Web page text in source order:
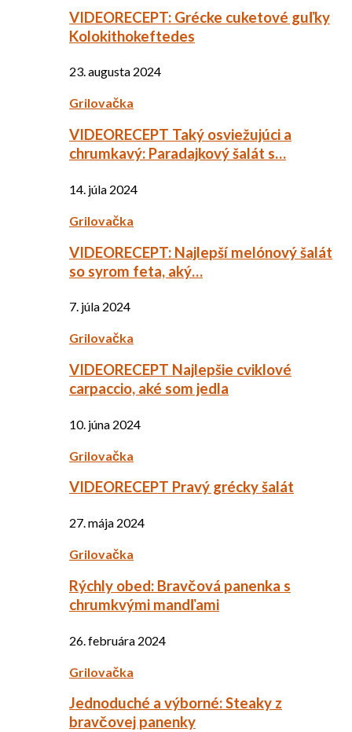
VIDEORECEPT: Grécke cuketové guľky
Kolokithokeftedes
23. augusta 2024
Grilovačka
VIDEORECEPT Taký osviežujúci a
chrumkavý: Paradajkový šalát s…
14. júla 2024
Grilovačka
VIDEORECEPT: Najlepší melónový šalát
so syrom feta, aký…
7. júla 2024
Grilovačka
VIDEORECEPT Najlepšie cviklové
carpaccio, aké som jedla
10. júna 2024
Grilovačka
VIDEORECEPT Pravý grécky šalát
27. mája 2024
Grilovačka
Rýchly obed: Bravčová panenka s
chrumkvými mandľami
26. februára 2024
Grilovačka
Jednoduché a výborné: Steaky z
bravčovej panenky